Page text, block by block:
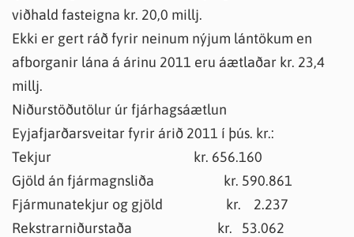
viðhald fasteigna kr. 20,0 millj.
Ekki er gert ráð fyrir neinum nýjum lántökum en
afborganir lána á árinu 2011 eru áætlaðar kr. 23,4
millj.
Niðurstöðutölur úr fjárhagsáætlun
Eyjafjarðarsveitar fyrir árið 2011 í þús. kr.:
Tekjur kr. 656.160
Gjöld án fjármagnsliða kr. 590.861
Fjármunatekjur og gjöld kr. 2.237
Rekstrarniðurstaða kr. 53.062